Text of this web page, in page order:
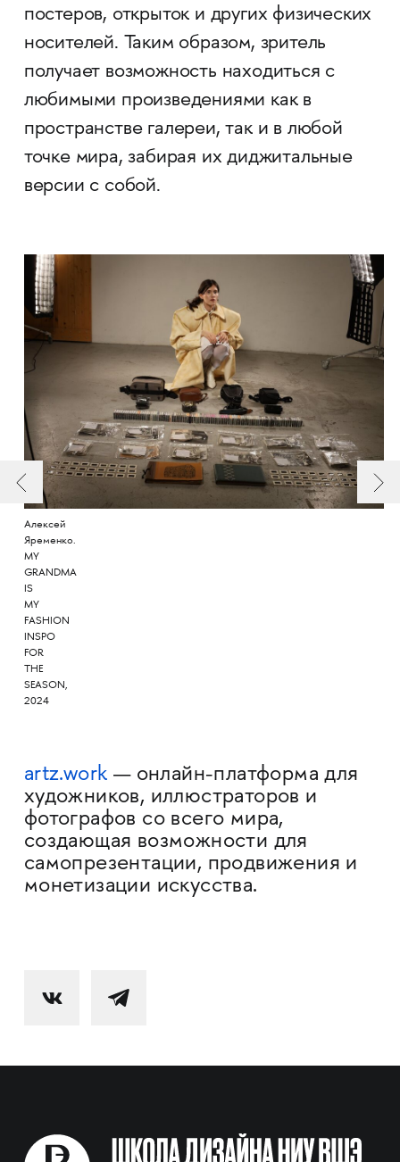
постеров, открыток и других физических
носителей. Таким образом, зритель
получает возможность находиться с
любимыми произведениями как в
пространстве галереи, так и в любой
точке мира, забирая их диджитальные
версии c собой.
Алексей
Яременко.
MY
GRANDMA
IS
MY
FASHION
INSPO
FOR
THE
SEASON,
2024
artz.work — онлайн-платформа для
художников, иллюстраторов и
фотографов со всего мира,
создающая возможности для
самопрезентации, продвижения и
монетизации искусства.